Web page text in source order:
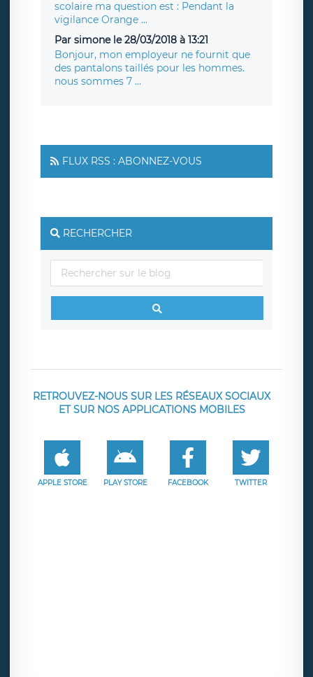
scolaire ma question est : Pendant la
vigilance Orange ...
Par simone le 28/03/2018 à 13:21
Bonjour, mon employeur ne fournit que
des pantalons taillés pour les hommes.
nous sommes 7 ...
FLUX RSS : ABONNEZ-VOUS
RECHERCHER
RETROUVEZ-NOUS SUR LES RÉSEAUX SOCIAUX
ET SUR NOS APPLICATIONS MOBILES
APPLE STORE PLAY STORE FACEBOOK TWITTER